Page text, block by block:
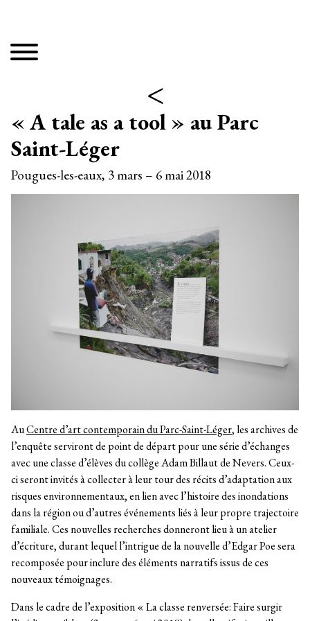
<
« A tale as a tool » au Parc
Saint-Léger
Pougues-les-eaux, 3 mars – 6 mai 2018
AuCentre d’art contemporain du Parc-Saint-Léger, les archives de
l’enquête serviront de point de départ pour une série d’échanges
avec une classe d’élèves du collège Adam Billaut de Nevers. Ceux-
ci seront invités à collecter à leur tour des récits d’adaptation aux
risques environnementaux, en lien avec l’histoire des inondations
dans la région ou d’autres événements liés à leur propre trajectoire
familiale. Ces nouvelles recherches donneront lieu à un atelier
d’écriture, durant lequel l’intrigue de la nouvelle d’Edgar Poe sera
recomposée pour inclure des éléments narratifs issus de ces
nouveaux témoignages.
Dans le cadre de l’exposition « La classe renversée: Faire surgir